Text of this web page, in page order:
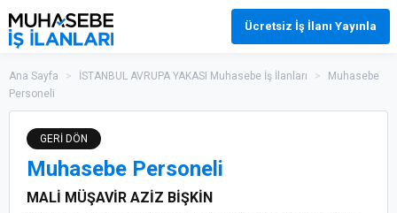
Ücretsiz İş İlanı Yayınla
Ana Sayfa > İSTANBUL AVRUPA YAKASI Muhasebe İş İlanları >
Muhasebe
Personeli
GERİ DÖN
Muhasebe Personeli
MALİ MÜŞAVİR AZİZ BİŞKİN